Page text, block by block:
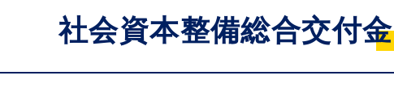
社会資本整備総合交付金